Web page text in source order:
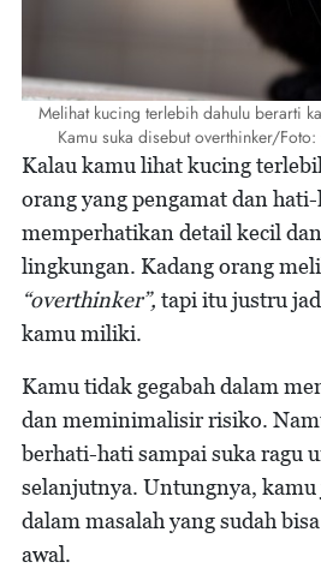
Melihat kucing terlebih dahulu berarti
Kamu suka disebut overthinker/
Kalau kamu lihat kucing
orang yang pengamat dan
memperhatikan detail kecil
lingkungan. Kadang orang
“overthinker”, tapi itu justru
kamu miliki.
Kamu tidak gegabah dalam
dan meminimalisir risiko.
berhati-hati sampai suka ragu
selanjutnya. Untungnya,
dalam masalah yang sudah
awal.